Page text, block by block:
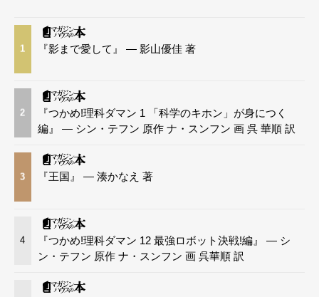
1 『影まで愛して』 — 影山優佳 著
2
『つかめ!理科ダマン 1 「科学のキホン」が身につく
編』 — シン・テフン 原作 ナ・スンフン 画 呉 華順 訳
3 『王国』 — 湊かなえ 著
4
『つかめ!理科ダマン 12 最強ロボット決戦!編』 — シ
ン・テフン 原作 ナ・スンフン 画 呉華順 訳